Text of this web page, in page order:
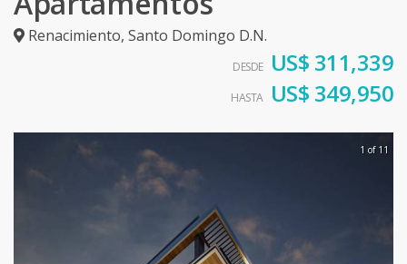
Renacimiento, Santo Domingo D.N.
DESDE US$ 311,339
HASTA US$ 349,950
1 of 11